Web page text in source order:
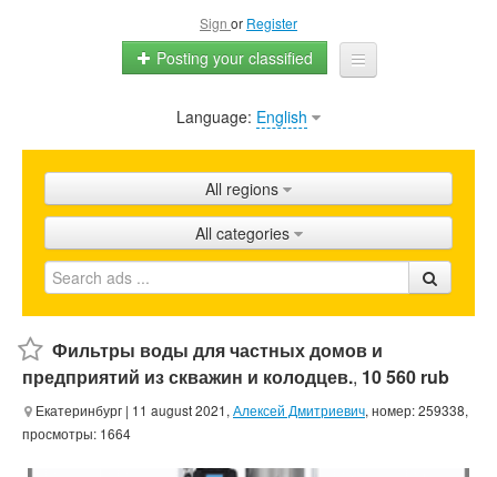
Sign or Register
Posting your classified
Home
Shops
Promotion
FAQ
Blog
Language: English
All regions
All categories
Фильтры воды для частных домов и
предприятий из скважин и колодцев., 10 560 rub
Екатеринбург | 11 august 2021, Алексей Дмитриевич, номер: 259338,
просмотры: 1664